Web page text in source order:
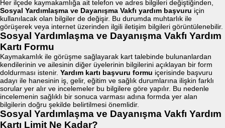
Her ilçede kaymakamlığa ait telefon ve adres bilgileri değiştiğinden,
Sosyal Yardımlaşma ve Dayanışma Vakfı yardım başvuru için
kullanılacak olan bilgiler de değişir. Bu durumda muhtarlık ile
görüşerek veya internet üzerinden ilgili iletişim bilgileri görüntülenebilir.
Sosyal Yardımlaşma ve Dayanışma Vakfı Yardım
Kartı Formu
Kaymakamlık ile görüşme sağlayarak kart talebinde bulunanlardan
kendilerinin ve ailesinin diğer üyelerinin bilgilerini açıklayan bir form
doldurması istenir. Yardım kartı başvuru formu içerisinde başvuru
adayı ile hanesinin iş, gelir, eğitim ve sağlık durumlarına ilişkin farklı
sorular yer alır ve incelemeler bu bilgilere göre yapılır. Bu nedenle
incelemenin sağlıklı bir sonuca varması adına formda yer alan
bilgilerin doğru şekilde belirtilmesi önemlidir.
Sosyal Yardımlaşma ve Dayanışma Vakfı Yardım
Kartı Limit Ne Kadar?